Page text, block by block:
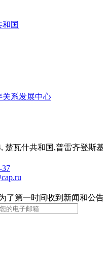
和国
关系发展中心
楚瓦什共和国,普雷齐登斯
37
了第一时间收到新闻和公